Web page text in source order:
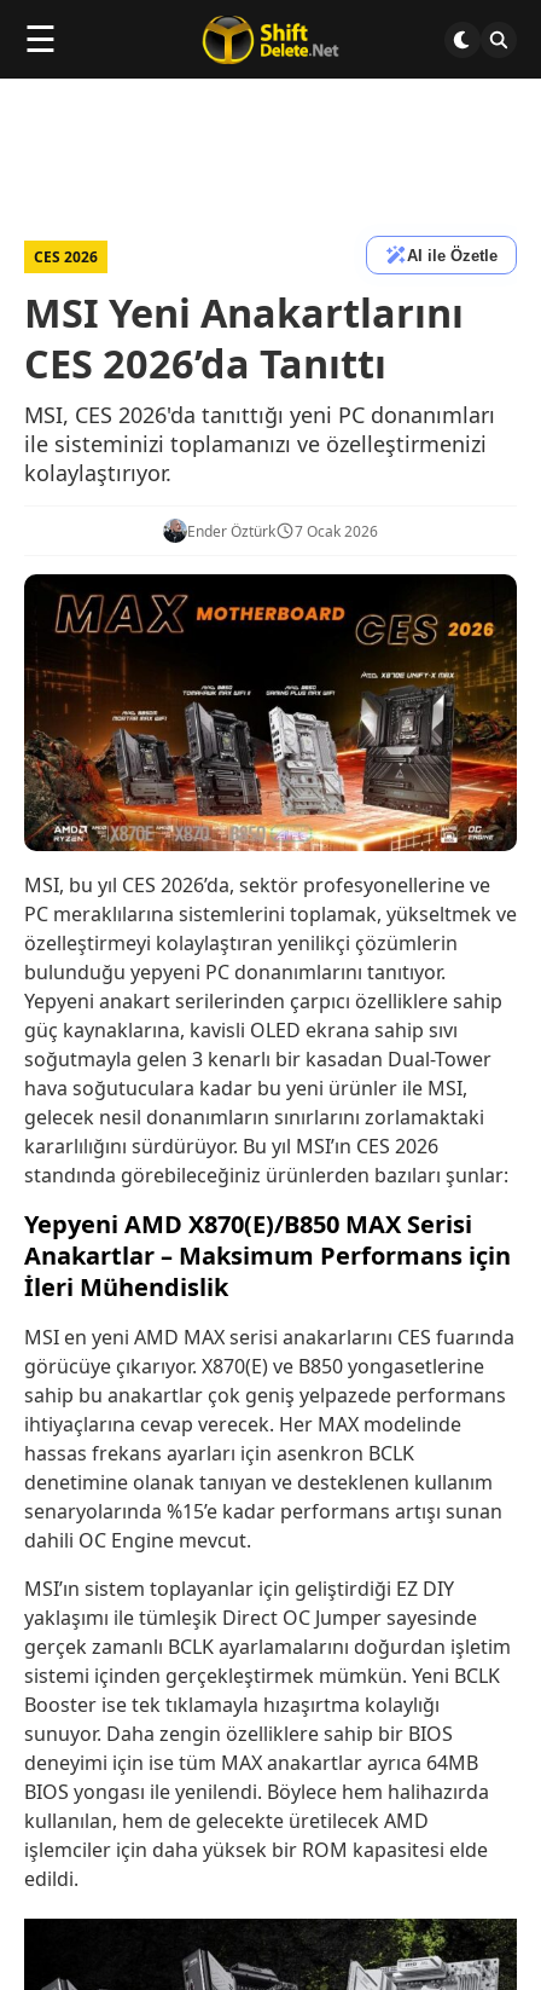
☰
CES 2026 AI ile Özetle
MSI Yeni Anakartlarını
CES 2026’da Tanıttı
MSI, CES 2026'da tanıttığı yeni PC donanımları
ile sisteminizi toplamanızı ve özelleştirmenizi
kolaylaştırıyor.
Ender Öztürk 7 Ocak 2026
MSI, bu yıl CES 2026’da, sektör profesyonellerine ve
PC meraklılarına sistemlerini toplamak, yükseltmek ve
özelleştirmeyi kolaylaştıran yenilikçi çözümlerin
bulunduğu yepyeni PC donanımlarını tanıtıyor.
Yepyeni anakart serilerinden çarpıcı özelliklere sahip
güç kaynaklarına, kavisli OLED ekrana sahip sıvı
soğutmayla gelen 3 kenarlı bir kasadan Dual-Tower
hava soğutuculara kadar bu yeni ürünler ile MSI,
gelecek nesil donanımların sınırlarını zorlamaktaki
kararlılığını sürdürüyor. Bu yıl MSI’ın CES 2026
standında görebileceğiniz ürünlerden bazıları şunlar:
Yepyeni AMD X870(E)/B850 MAX Serisi
Anakartlar – Maksimum Performans için
İleri Mühendislik
MSI en yeni AMD MAX serisi anakarlarını CES fuarında
görücüye çıkarıyor. X870(E) ve B850 yongasetlerine
sahip bu anakartlar çok geniş yelpazede performans
ihtiyaçlarına cevap verecek. Her MAX modelinde
hassas frekans ayarları için asenkron BCLK
denetimine olanak tanıyan ve desteklenen kullanım
senaryolarında %15’e kadar performans artışı sunan
dahili OC Engine mevcut.
MSI’ın sistem toplayanlar için geliştirdiği EZ DIY
yaklaşımı ile tümleşik Direct OC Jumper sayesinde
gerçek zamanlı BCLK ayarlamalarını doğurdan işletim
sistemi içinden gerçekleştirmek mümkün. Yeni BCLK
Booster ise tek tıklamayla hızaşırtma kolaylığı
sunuyor. Daha zengin özelliklere sahip bir BIOS
deneyimi için ise tüm MAX anakartlar ayrıca 64MB
BIOS yongası ile yenilendi. Böylece hem halihazırda
kullanılan, hem de gelecekte üretilecek AMD
işlemciler için daha yüksek bir ROM kapasitesi elde
edildi.